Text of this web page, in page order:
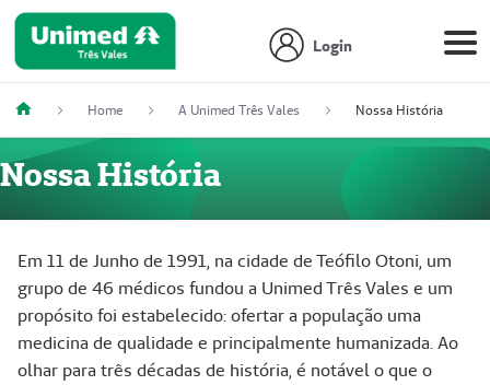
Login
Home A Unimed Três Vales Nossa História
Nossa História
Em 11 de Junho de 1991, na cidade de Teófilo Otoni, um
grupo de 46 médicos fundou a Unimed Três Vales e um
propósito foi estabelecido: ofertar a população uma
medicina de qualidade e principalmente humanizada. Ao
olhar para três décadas de história, é notável o que o